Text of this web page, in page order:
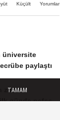
Küçült Yorumlar
üniversite
paylaştı
zorlu
günde nefes
TAMAM